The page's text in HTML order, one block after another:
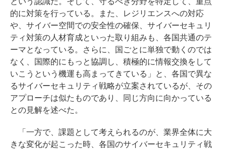
的に対策を行っている。また、レジリエンスへの対応
や、サイバー空間での安全性の確保、サイバーセキュリ
ティ対策の人材育成といった取り組みも、各国共通のテ
ーマとなっている。さらに、国ごとに単独で動くのでは
なく、国際的にもっと協調し、積極的に情報交換をして
いこうという機運も高まってきている」と、各国で異な
るサイバーセキュリティ戦略が立案されているが、その
アプローチは似たものであり、同じ方向に向かっている
との見解を述べた。
「一方で、課題として考えられるのが、業界全体に大
きな変化が起こった時、各国のサイバーセキュリティ戦